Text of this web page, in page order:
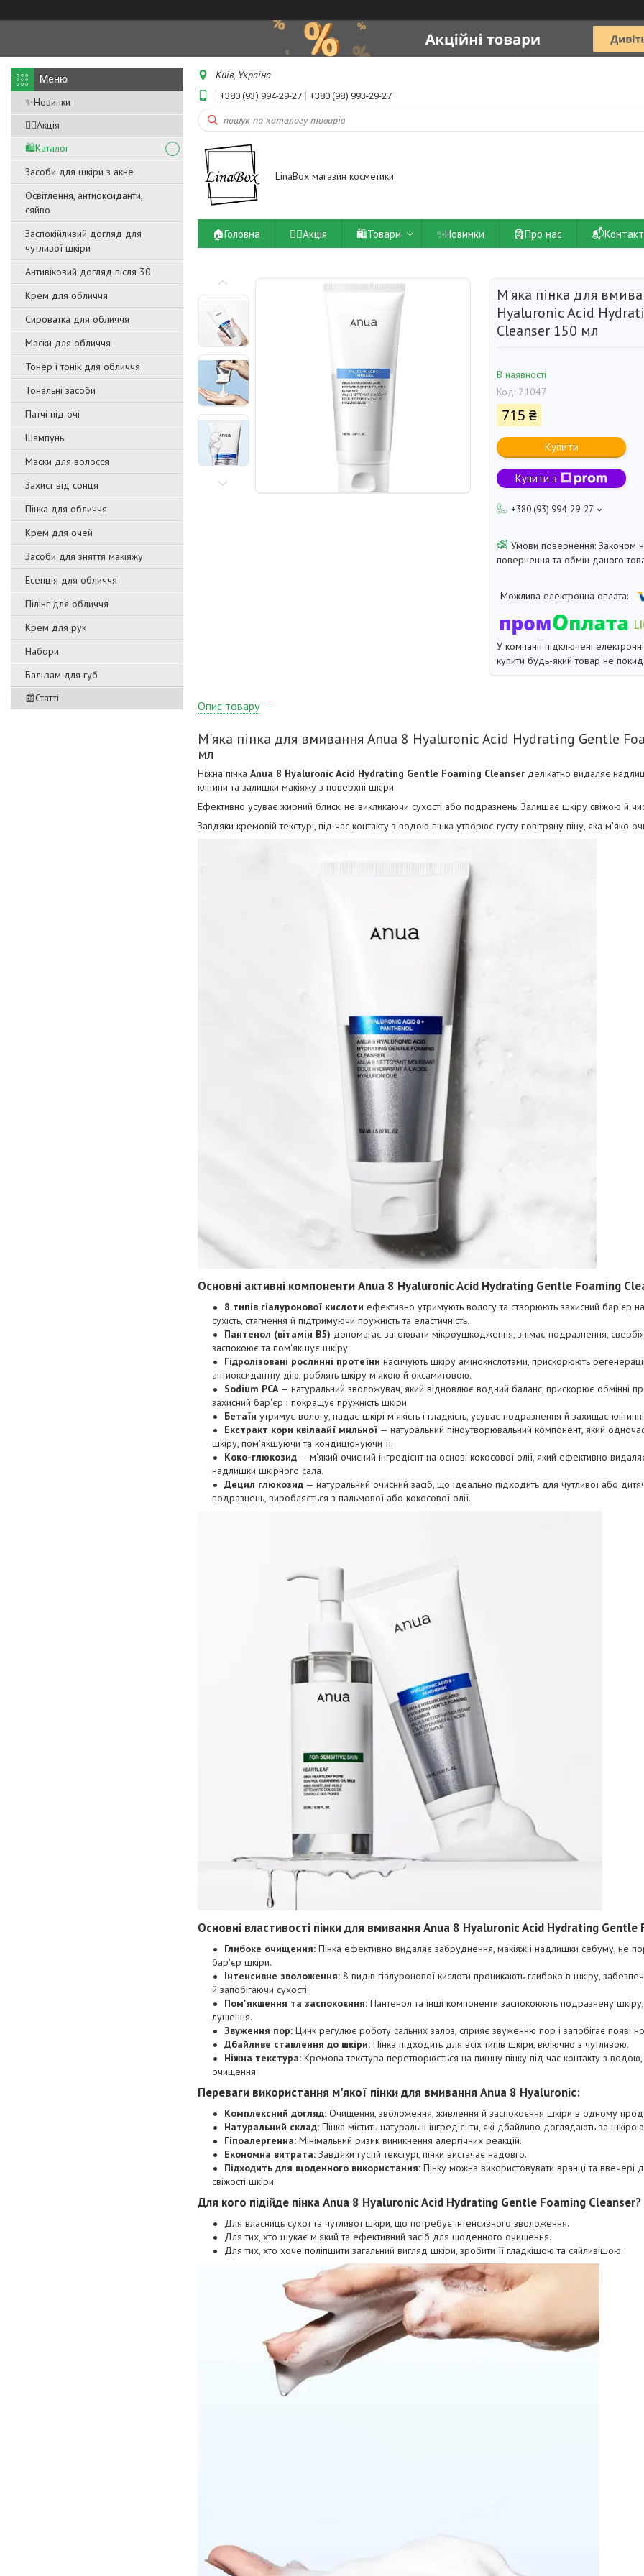
✨Новинки
❤️‍🔥Акція
🛍️Каталог
Засоби для шкіри з акне
Освітлення, антиоксиданти,
сяйво
Заспокійливий догляд для
чутливої ​​шкіри
Антивіковий догляд після 30
Крем для обличчя
Сироватка для обличчя
Маски для обличчя
Тонер і тонік для обличчя
Тональні засоби
Патчі під очі
Шампунь
Маски для волосся
Захист від сонця
Пінка для обличчя
Крем для очей
Засоби для зняття макіяжу
Есенція для обличчя
Пілінг для обличчя
Крем для рук
Набори
Бальзам для губ
📰Статті
Київ, Україна
+380 (93) 994-29-27 +380 (98) 993-29-27
LinaBox магазин косметики
🏠Головна ❤️‍🔥Акція 🛍️Товари ✨Новинки 🗿Про нас
М'яка пінка для
Hyaluronic Acid
Cleanser 150 мл
В наявності
Код: 21047
715 ₴
Купити
Купити з
+380 (93) 994-29-27
Законом
повернення та обмін даного
У компанії підключені
купити будь-який товар не
Опис товару
М'яка пінка для вмивання Anua 8 Hyaluronic Acid Hydrating Gentle
мл
Ніжна пінка Anua 8 Hyaluronic Acid Hydrating Gentle Foaming Cleanser делікатно видаляє
клітини та залишки макіяжу з поверхні шкіри.
Ефективно усуває жирний блиск, не викликаючи сухості або подразнень. Залишає шкіру свіжою й
Завдяки кремовій текстурі, під час контакту з водою пінка утворює густу повітряну піну, яка м'яко
Основні активні компоненти Anua 8 Hyaluronic Acid Hydrating Gentle Foaming
8 типів гіалуронової кислоти ефективно утримують вологу та створюють захисний бар'єр
сухість, стягнення й підтримуючи пружність та еластичність.
Пантенол (вітамін B5) допомагає загоювати мікроушкодження, знімає подразнення,
заспокоює та пом'якшує шкіру.
Гідролізовані рослинні протеїни насичують шкіру амінокислотами, прискорюють
антиоксидантну дію, роблять шкіру м'якою й оксамитовою.
Sodium PCA — натуральний зволожувач, який відновлює водний баланс, прискорює обмінні
захисний бар'єр і покращує пружність шкіри.
Бетаїн утримує вологу, надає шкірі м'якість і гладкість, усуває подразнення й захищає
Екстракт кори квілаайї мильної — натуральний піноутворювальний компонент, який
шкіру, пом'якшуючи та кондиціонуючи її.
Коко-глюкозид — м'який очисний інгредієнт на основі кокосової олії, який ефективно
надлишки шкірного сала.
Децил глюкозид — натуральний очисний засіб, що ідеально підходить для чутливої або
подразнень, виробляється з пальмової або кокосової олії.
Основні властивості пінки для вмивання Anua 8 Hyaluronic Acid Hydrating
Глибоке очищення: Пінка ефективно видаляє забруднення, макіяж і надлишки себуму, не
бар'єр шкіри.
Інтенсивне зволоження: 8 видів гіалуронової кислоти проникають глибоко в шкіру,
й запобігаючи сухості.
Пом'якшення та заспокоєння: Пантенол та інші компоненти заспокоюють подразнену
лущення.
Звуження пор: Цинк регулює роботу сальних залоз, сприяє звуженню пор і запобігає появі
Дбайливе ставлення до шкіри: Пінка підходить для всіх типів шкіри, включно з чутливою.
Ніжна текстура: Кремова текстура перетворюється на пишну пінку під час контакту з
очищення.
Переваги використання м'якої пінки для вмивання Anua 8 Hyaluronic:
Комплексний догляд: Очищення, зволоження, живлення й заспокоєння шкіри в одному
Натуральний склад: Пінка містить натуральні інгредієнти, які дбайливо доглядають за
Гіпоалергенна: Мінімальний ризик виникнення алергічних реакцій.
Економна витрата: Завдяки густій текстурі, пінки вистачає надовго.
Підходить для щоденного використання: Пінку можна використовувати вранці та ввечері
свіжості шкіри.
Для кого підійде пінка Anua 8 Hyaluronic Acid Hydrating Gentle Foaming Cleanser?
Для власниць сухої та чутливої шкіри, що потребує інтенсивного зволоження.
Для тих, хто шукає м'який та ефективний засіб для щоденного очищення.
Для тих, хто хоче поліпшити загальний вигляд шкіри, зробити її гладкішою та сяйливішою.